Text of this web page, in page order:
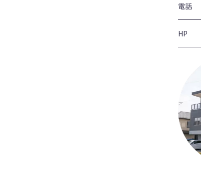
電話
HP